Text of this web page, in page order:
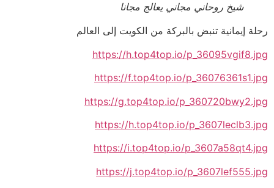
شيخ روحاني مجاني يعالج مجانا
رحلة إيمانية تنبض بالبركة من الكويت إلى العالم
https://h.top4top.io/p_36095vgif8.jpg
https://f.top4top.io/p_36076361s1.jpg
https://g.top4top.io/p_360720bwy2.jpg
https://h.top4top.io/p_3607leclb3.jpg
https://i.top4top.io/p_3607a58qt4.jpg
https://j.top4top.io/p_3607lef555.jpg